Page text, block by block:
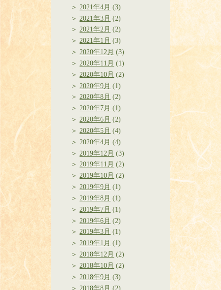
2021年4月 (3)
2021年3月 (2)
2021年2月 (2)
2021年1月 (3)
2020年12月 (3)
2020年11月 (1)
2020年10月 (2)
2020年9月 (1)
2020年8月 (2)
2020年7月 (1)
2020年6月 (2)
2020年5月 (4)
2020年4月 (4)
2019年12月 (3)
2019年11月 (2)
2019年10月 (2)
2019年9月 (1)
2019年8月 (1)
2019年7月 (1)
2019年6月 (2)
2019年3月 (1)
2019年1月 (1)
2018年12月 (2)
2018年10月 (2)
2018年9月 (3)
2018年8月 (2)